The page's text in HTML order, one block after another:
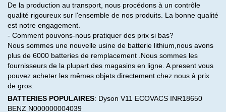
De la production au transport, nous procédons à un contrôle
qualité rigoureux sur l'ensemble de nos produits. La bonne qualité
est notre engagement.
- Comment pouvons-nous pratiquer des prix si bas?
Nous sommes une nouvelle usine de batterie lithium,nous avons
plus de 6000 batteries de remplacement .Nous sommes les
fournisseurs de la plupart des magasins en ligne. A present vous
pouvez acheter les mêmes objets directement chez nous à prix
de gros.
BATTERIES POPULAIRES: Dyson V11 ECOVACS INR18650
BENZ N000000004039